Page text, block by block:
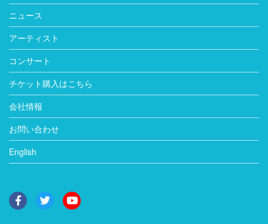
ニュース
アーティスト
コンサート
チケット購入はこちら
会社情報
お問い合わせ
English